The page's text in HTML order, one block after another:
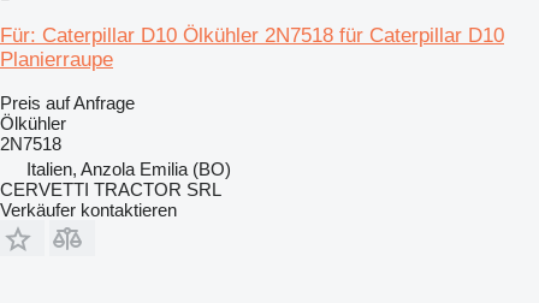
Für: Caterpillar D10 Ölkühler 2N7518 für Caterpillar D10
Planierraupe
Preis auf Anfrage
Ölkühler
2N7518
Italien, Anzola Emilia (BO)
CERVETTI TRACTOR SRL
Verkäufer kontaktieren